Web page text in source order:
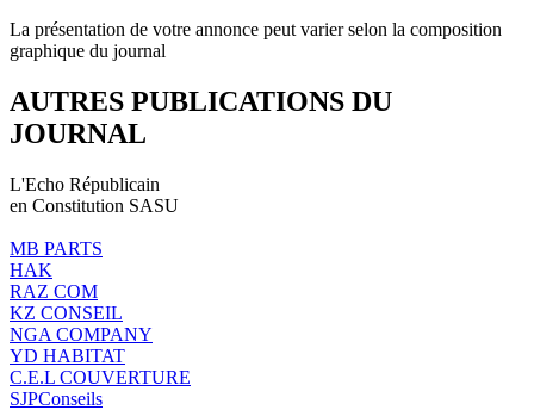
La présentation de votre annonce peut varier selon la composition
graphique du journal
AUTRES PUBLICATIONS DU
JOURNAL
L'Echo Républicain
en Constitution SASU
MB PARTS
HAK
RAZ COM
KZ CONSEIL
NGA COMPANY
YD HABITAT
C.E.L COUVERTURE
SJPConseils